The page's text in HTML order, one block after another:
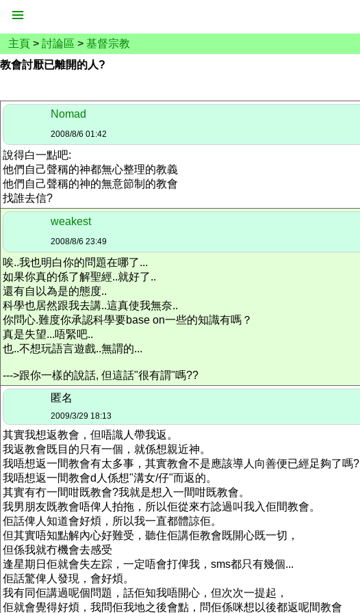
主頁 > 討論區 > 基督宗教
教會討厭已離開的人?
Nomad
2008/8/6 01:42
說得白一點吧:
他們自己聲稱的神都無心整理的教義
他們自己聲稱的神的無意節制的教會
找誰去信?
weakest
2008/8/6 23:49
唉..我也明白你的問題在哪了...
如果你真的係了解聖經..就好了..
還有自以為是的態度..
科學也居然跟我去講..這真使我無奈..
你問心.難度你承認科學要base on一些的知識有嗎？
真是失望...唔緊吧..
也..不想玩語言遊戲..無謂的...
--->跟你一樣的說話, 但這話"很有謂"嗎??
匿名
2009/3/29 18:13
其實我想返教會，但唔識人帶我返。
我返教會既目的只有一個，就係想親近神。
我唔想返一間教會有太多事，其實教會不是應該導人向善便已經足夠了嗎?
我唔想返一間教會d人係想"溝女/仔"而返的。
其實有冇一間咁既教會?我就是想入一間咁既教會。
我男朋友既教會唔俾人拍拖，所以佢從來冇諗過叫我入佢間教會。
佢話俾人知道會好煩，所以我一直都體諒佢。
但其實唔知點解內心好難受，聽住佢講佢教會既開心既一切，
但係我就冇機會去感受
逢星期日佢就會失左踪，一定唔會打俾我，sms都只有幾個...
佢話驚俾人發現，會好煩。
我有同佢講過呢個問題，話佢知我唔開心，但次次一提起，
佢就會覺得好煩，我問佢我地之後會點，問佢係咪想以後都返呢間教會